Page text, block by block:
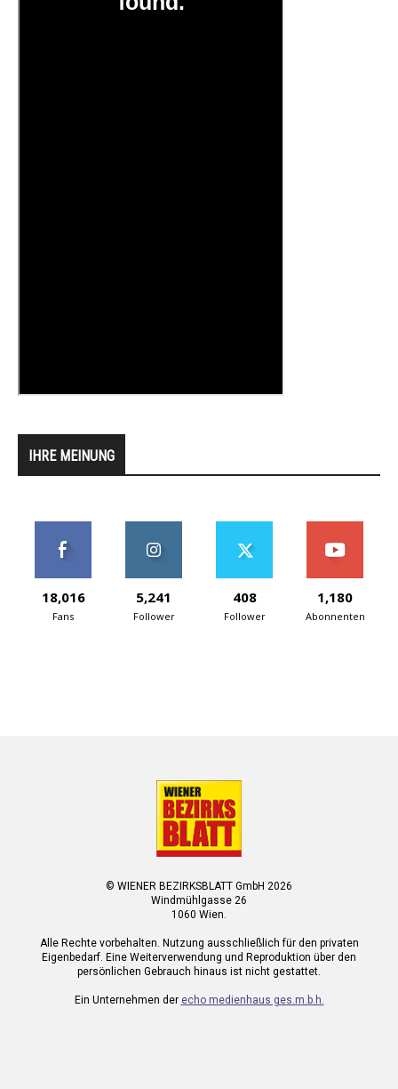
IHRE MEINUNG
18,016
Fans
5,241
Follower
408
Follower
1,180
Abonnenten
© WIENER BEZIRKSBLATT GmbH 2026
Windmühlgasse 26
1060 Wien.
Alle Rechte vorbehalten. Nutzung ausschließlich für den privaten
Eigenbedarf. Eine Weiterverwendung und Reproduktion über den
persönlichen Gebrauch hinaus ist nicht gestattet.
Ein Unternehmen der echo medienhaus ges.m.b.h.